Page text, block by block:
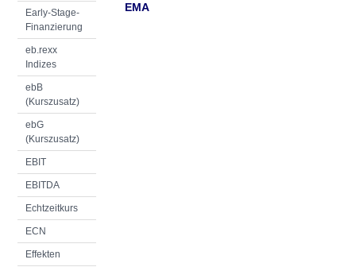
Early-Stage-
Finanzierung
eb.rexx
Indizes
ebB
(Kurszusatz)
ebG
(Kurszusatz)
EBIT
EBITDA
Echtzeitkurs
ECN
Effekten
EMA